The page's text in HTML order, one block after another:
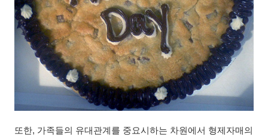
또한, 가족들의 유대관계를 중요시하는 차원에서 형제자매의